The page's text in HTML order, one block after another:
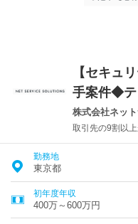
【セキュ
手案件◆テ
株式会社ネッ
取引先の9割以
勤務地
東京都
初年度年収
400万～600万円